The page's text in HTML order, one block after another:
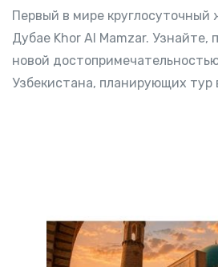
Первый в мире круглосуточный
Дубае Khor Al Mamzar. Узнайте,
новой
Узбекистана, планирующих тур